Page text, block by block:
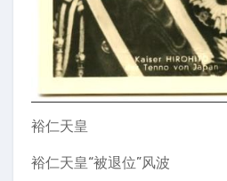
裕仁天皇
裕仁天皇“被退位”风波